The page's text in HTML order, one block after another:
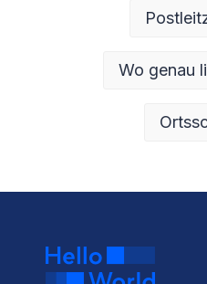
Wo genau